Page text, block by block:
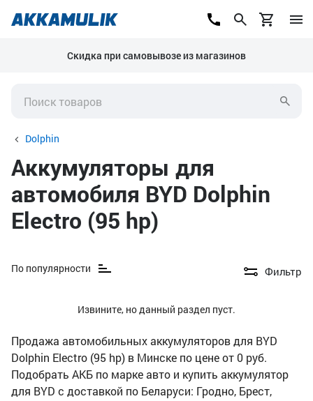
Скидка при самовывозе из магазинов
Dolphin
Аккумуляторы для
автомобиля BYD Dolphin
Electro (95 hp)
По популярности Фильтр
Извините, но данный раздел пуст.
Продажа автомобильных аккумуляторов для BYD
Dolphin Electro (95 hp) в Минске по цене от 0 руб.
Подобрать АКБ по марке авто и купить аккумулятор
для BYD с доставкой по Беларуси: Гродно, Брест,